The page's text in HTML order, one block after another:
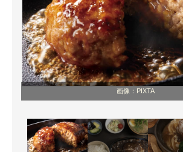
ビジネスと働き方のヒント
AI活用のいまが分かる
企業ITのトレンドを詳説
経営リーダーのコミュニティ
マーケ×ITの今がよく分かる
ITエンジニア向け専門サイト
画像：PIXTA